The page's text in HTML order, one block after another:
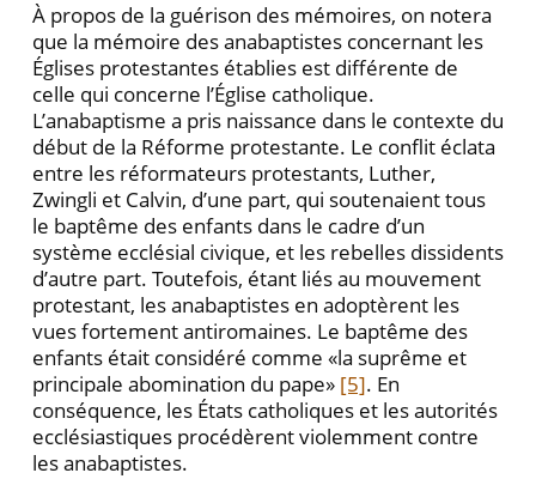
À propos de la guérison des mémoires, on notera
que la mémoire des anabaptistes concernant les
Églises protestantes établies est différente de
celle qui concerne l’Église catholique.
L’anabaptisme a pris naissance dans le contexte du
début de la Réforme protestante. Le conflit éclata
entre les réformateurs protestants, Luther,
Zwingli et Calvin, d’une part, qui soutenaient tous
le baptême des enfants dans le cadre d’un
système ecclésial civique, et les rebelles dissidents
d’autre part. Toutefois, étant liés au mouvement
protestant, les anabaptistes en adoptèrent les
vues fortement antiromaines. Le baptême des
enfants était considéré comme «la suprême et
principale abomination du pape» [5]. En
conséquence, les États catholiques et les autorités
ecclésiastiques procédèrent violemment contre
les anabaptistes.